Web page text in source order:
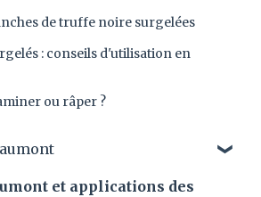
de truffe noire surgelées
: conseils d'utilisation en
ou râper ?
et applications des